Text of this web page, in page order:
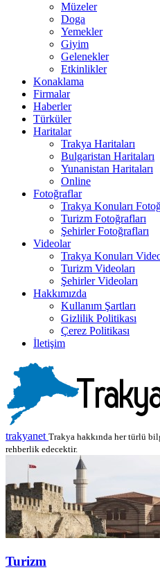
Müzeler
Doga
Yemekler
Giyim
Gelenekler
Etkinlikler
Konaklama
Firmalar
Haberler
Türküler
Haritalar
Trakya Haritaları
Bulgaristan Haritaları
Yunanistan Haritaları
Online
Fotoğraflar
Trakya Konuları
Turizm Fotoğrafları
Şehirler Fotoğrafları
Videolar
Trakya Konuları
Turizm Videoları
Şehirler Videoları
Hakkımızda
Kullanım Şartları
Gizlilik Politikası
Çerez Politikası
İletişim
trakyanet Trakya hakkında her türlü
rehberlik edecektir.
Turizm